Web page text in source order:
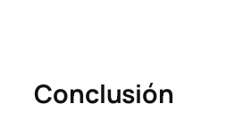
Conclusión